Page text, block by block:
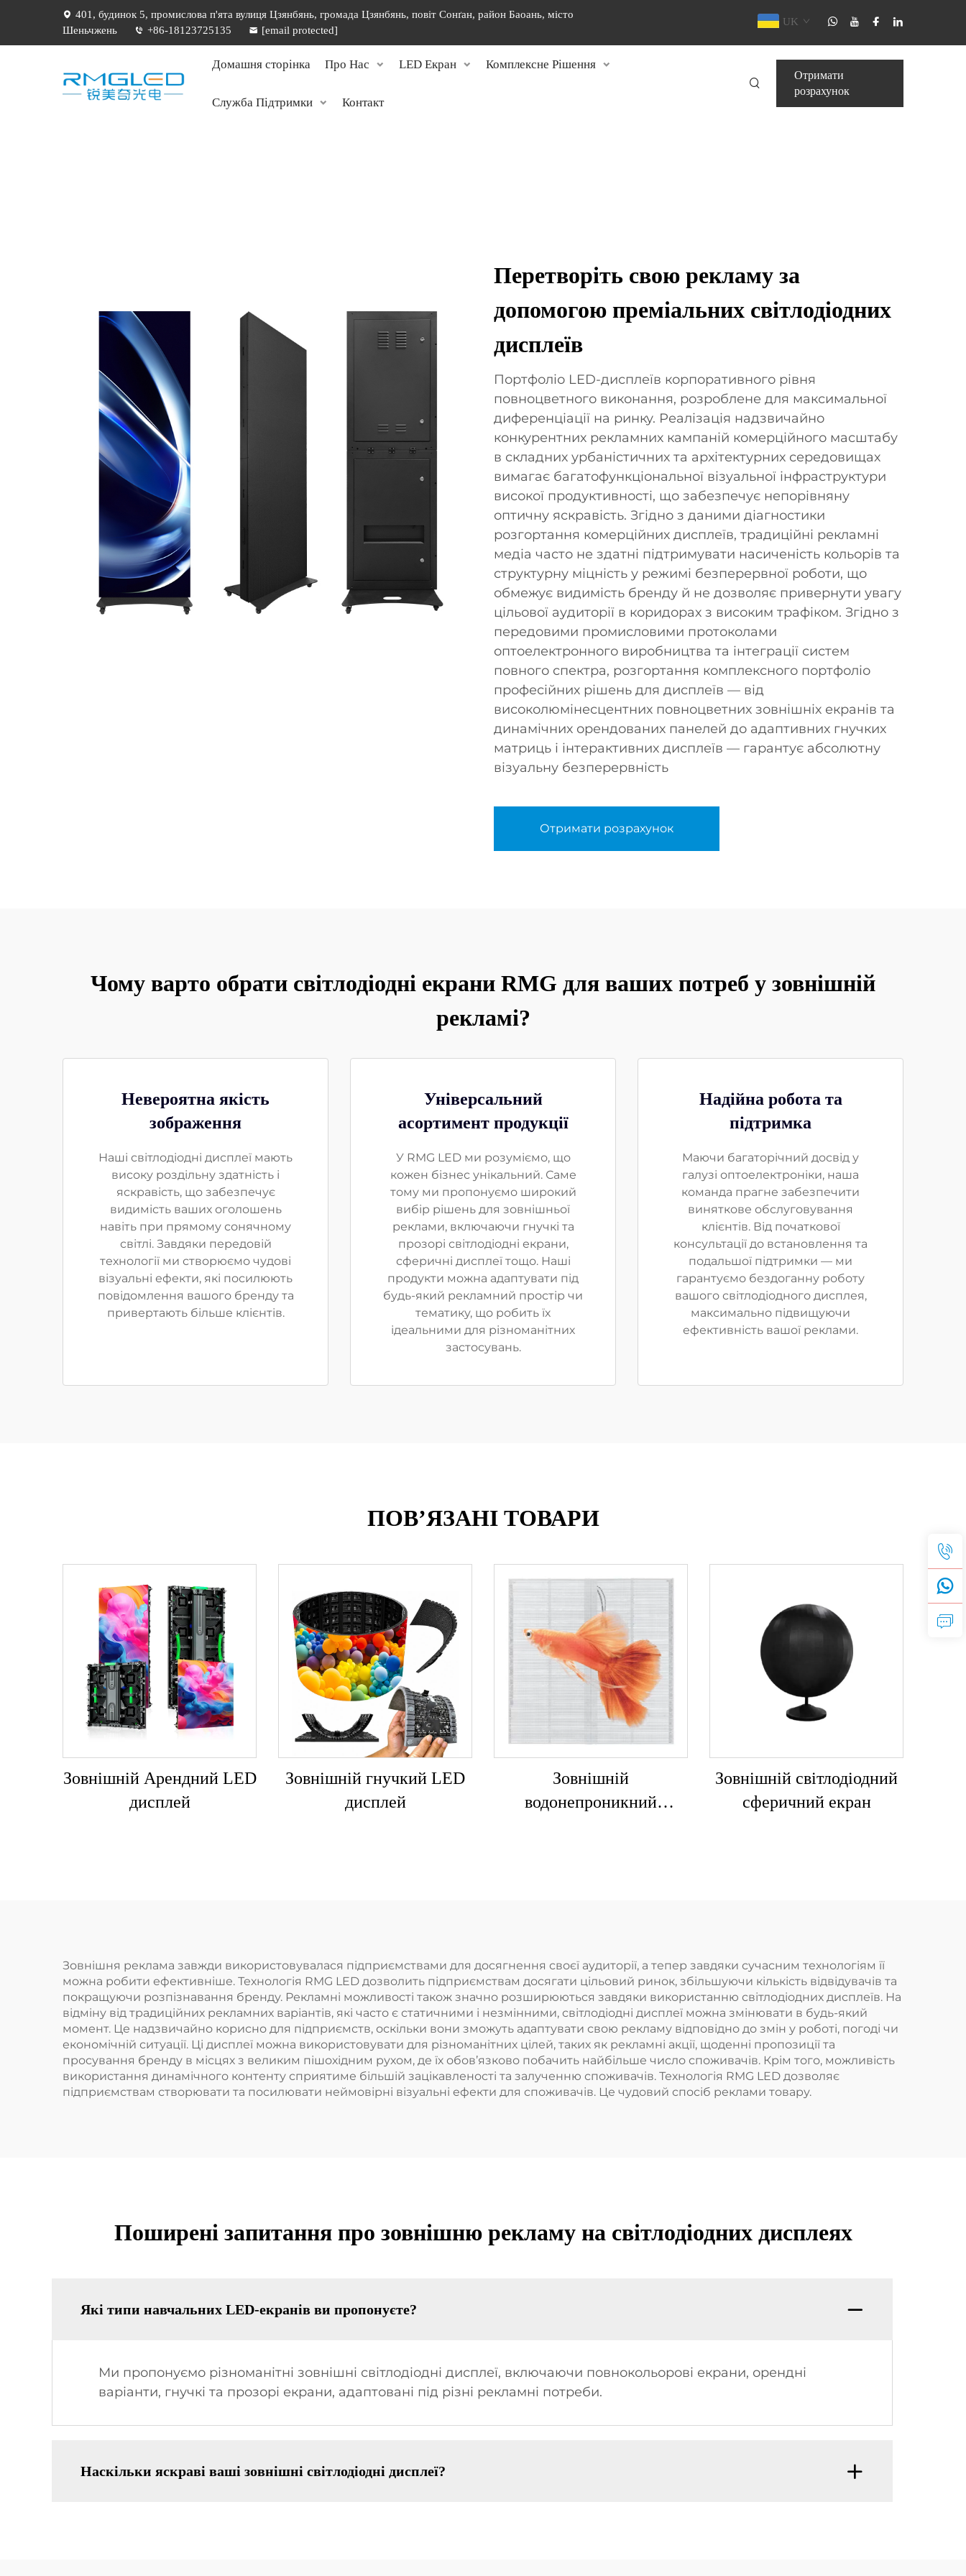
401, будинок 5, промислова п'ята вулиця Цзянбянь, громада Цзянбянь, повіт Сонґан, район Баоань, місто
Шеньчжень
+86-18123725135 [email protected]
UK
Домашня сторінка Про Нас LED Екран Комплексне Рішення
Служба Підтримки Контакт
Отримати
розрахунок
Перетворіть свою рекламу за
допомогою преміальних світлодіодних
дисплеїв
Портфоліо LED-дисплеїв корпоративного рівня
повноцветного виконання, розроблене для максимальної
диференціації на ринку. Реалізація надзвичайно
конкурентних рекламних кампаній комерційного масштабу
в складних урбаністичних та архітектурних середовищах
вимагає багатофункціональної візуальної інфраструктури
високої продуктивності, що забезпечує непорівняну
оптичну яскравість. Згідно з даними діагностики
розгортання комерційних дисплеїв, традиційні рекламні
медіа часто не здатні підтримувати насиченість кольорів та
структурну міцність у режимі безперервної роботи, що
обмежує видимість бренду й не дозволяє привернути увагу
цільової аудиторії в коридорах з високим трафіком. Згідно з
передовими промисловими протоколами
оптоелектронного виробництва та інтеграції систем
повного спектра, розгортання комплексного портфоліо
професійних рішень для дисплеїв — від
високолюмінесцентних повноцветних зовнішніх екранів та
динамічних орендованих панелей до адаптивних гнучких
матриць і інтерактивних дисплеїв — гарантує абсолютну
візуальну безперервність
Отримати розрахунок
Чому варто обрати світлодіодні екрани RMG для ваших потреб у зовнішній
рекламі?
Невероятна якість
зображення
Наші світлодіодні дисплеї мають
високу роздільну здатність і
яскравість, що забезпечує
видимість ваших оголошень
навіть при прямому сонячному
світлі. Завдяки передовій
технології ми створюємо чудові
візуальні ефекти, які посилюють
повідомлення вашого бренду та
привертають більше клієнтів.
Універсальний
асортимент продукції
У RMG LED ми розуміємо, що
кожен бізнес унікальний. Саме
тому ми пропонуємо широкий
вибір рішень для зовнішньої
реклами, включаючи гнучкі та
прозорі світлодіодні екрани,
сферичні дисплеї тощо. Наші
продукти можна адаптувати під
будь-який рекламний простір чи
тематику, що робить їх
ідеальними для різноманітних
застосувань.
Надійна робота та
підтримка
Маючи багаторічний досвід у
галузі оптоелектроніки, наша
команда прагне забезпечити
виняткове обслуговування
клієнтів. Від початкової
консультації до встановлення та
подальшої підтримки — ми
гарантуємо бездоганну роботу
вашого світлодіодного дисплея,
максимально підвищуючи
ефективність вашої реклами.
ПОВ’ЯЗАНІ ТОВАРИ
Зовнішній Арендний LED
дисплей
Зовнішній гнучкий LED
дисплей
Зовнішній
водонепроникний
Зовнішній світлодіодний
сферичний екран
Зовнішня реклама завжди використовувалася підприємствами для досягнення своєї аудиторії, а тепер завдяки сучасним технологіям її
можна робити ефективніше. Технологія RMG LED дозволить підприємствам досягати цільовий ринок, збільшуючи кількість відвідувачів та
покращуючи розпізнавання бренду. Рекламні можливості також значно розширюються завдяки використанню світлодіодних дисплеїв. На
відміну від традиційних рекламних варіантів, які часто є статичними і незмінними, світлодіодні дисплеї можна змінювати в будь-який
момент. Це надзвичайно корисно для підприємств, оскільки вони зможуть адаптувати свою рекламу відповідно до змін у роботі, погоді чи
економічній ситуації. Ці дисплеї можна використовувати для різноманітних цілей, таких як рекламні акції, щоденні пропозиції та
просування бренду в місцях з великим пішохідним рухом, де їх обов’язково побачить найбільше число споживачів. Крім того, можливість
використання динамічного контенту сприятиме більшій зацікавленості та залученню споживачів. Технологія RMG LED дозволяє
підприємствам створювати та посилювати неймовірні візуальні ефекти для споживачів. Це чудовий спосіб реклами товару.
Поширені запитання про зовнішню рекламу на світлодіодних дисплеях
Які типи навчальних LED-екранів ви пропонуєте?
Ми пропонуємо різноманітні зовнішні світлодіодні дисплеї, включаючи повнокольорові екрани, орендні
варіанти, гнучкі та прозорі екрани, адаптовані під різні рекламні потреби.
Наскільки яскраві ваші зовнішні світлодіодні дисплеї?